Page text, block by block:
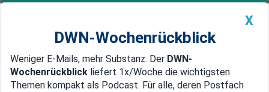
Newsticker MEIN DWN: Geldanlage Premium
Edelmetalle DWN-Magazin China
X
DWN-Wochenrückblick
Weniger E-Mails, mehr Substanz: Der DWN-
Wochenrückblick liefert 1x/Woche die wichtigsten
Themen kompakt als Podcast. Für alle, deren Postfach